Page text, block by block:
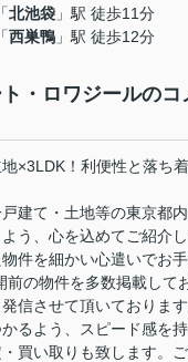
「北池袋 」駅 徒歩11分
「西巣鴨 」駅 徒歩12分
・ロワジールの
×3LDK！利便性と落ち
建て・土地等の東京都
う、心を込めてご紹介
件を細かい心遣いでお
前の物件を多数掲載して
信させて頂いておりま
るよう、スピード感を
買い取りも致します。